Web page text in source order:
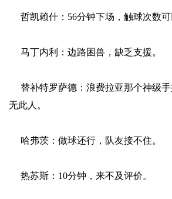
哲凯赖什：56分钟下场，触球次数可
马丁内利：边路困兽，缺乏支援。
替补特罗萨德：浪费拉亚那个神级
无此人。
哈弗茨：做球还行，队友接不住。
热苏斯：10分钟，来不及评价。